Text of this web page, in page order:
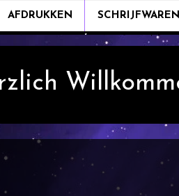
AFDRUKKEN SCHRIJFWAREN